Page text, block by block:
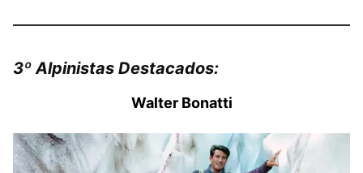
3º Alpinistas Destacados:
Walter Bonatti